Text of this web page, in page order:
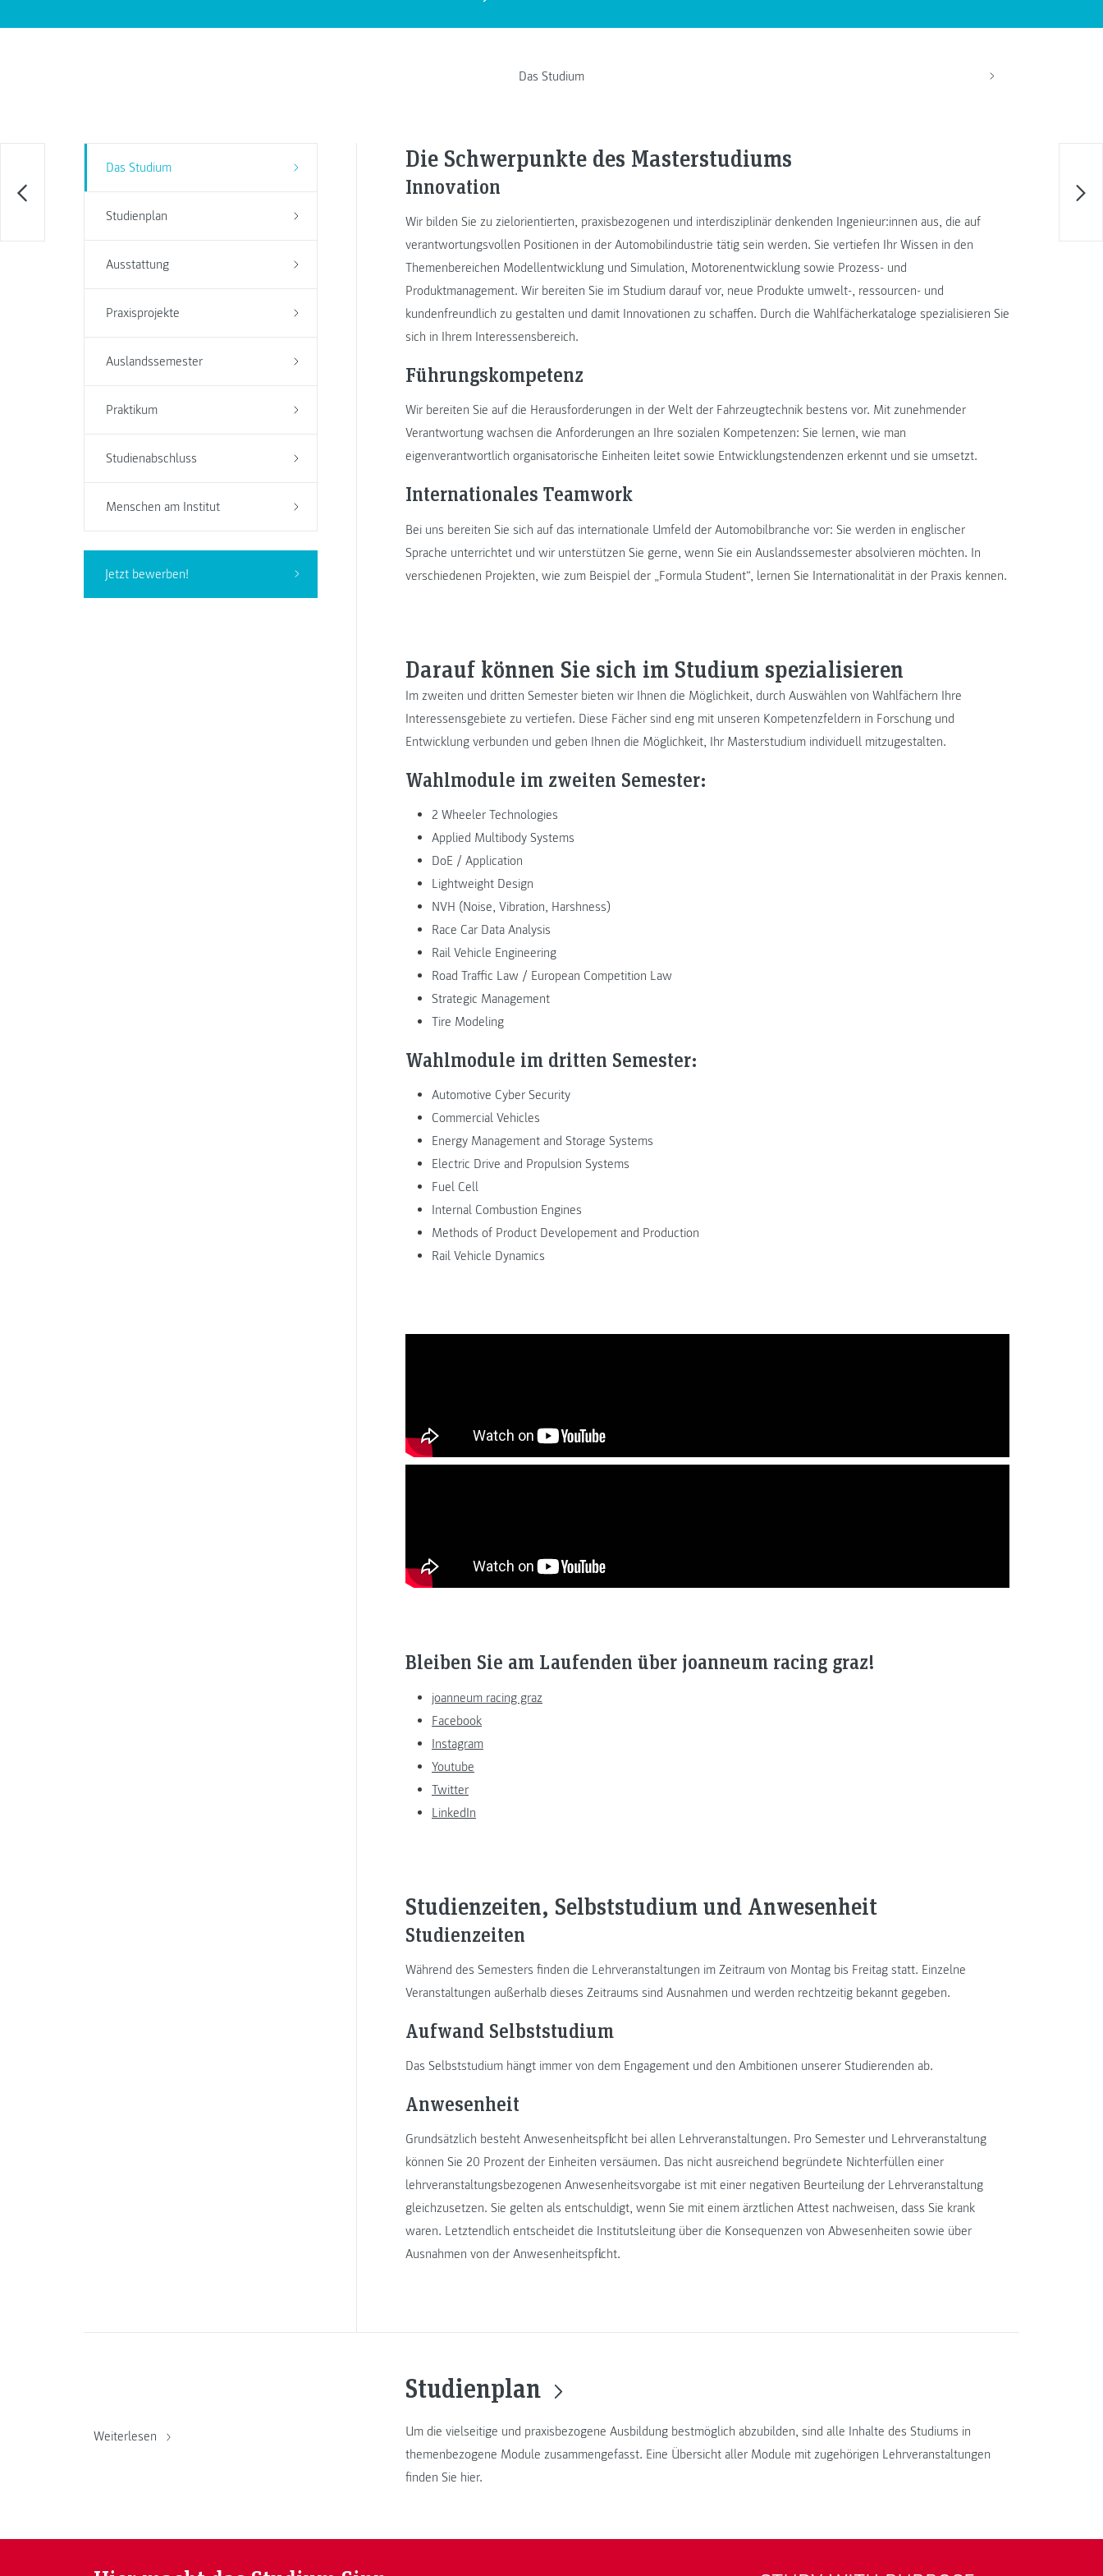
Das Studium
Das Studium
Studienplan
Ausstattung
Praxisprojekte
Auslandssemester
Praktikum
Studienabschluss
Menschen am Institut
Jetzt bewerben!
Die Schwerpunkte des Masterstudiums
Innovation
Wir bilden Sie zu zielorientierten, praxisbezogenen und interdisziplinär denkenden Ingenieur:innen aus, die auf
verantwortungsvollen Positionen in der Automobilindustrie tätig sein werden. Sie vertiefen Ihr Wissen in den
Themenbereichen Modellentwicklung und Simulation, Motorenentwicklung sowie Prozess- und
Produktmanagement. Wir bereiten Sie im Studium darauf vor, neue Produkte umwelt-, ressourcen- und
kundenfreundlich zu gestalten und damit Innovationen zu schaffen. Durch die Wahlfächerkataloge spezialisieren Sie
sich in Ihrem Interessensbereich.
Führungskompetenz
Wir bereiten Sie auf die Herausforderungen in der Welt der Fahrzeugtechnik bestens vor. Mit zunehmender
Verantwortung wachsen die Anforderungen an Ihre sozialen Kompetenzen: Sie lernen, wie man
eigenverantwortlich organisatorische Einheiten leitet sowie Entwicklungstendenzen erkennt und sie umsetzt.
Internationales Teamwork
Bei uns bereiten Sie sich auf das internationale Umfeld der Automobilbranche vor: Sie werden in englischer
Sprache unterrichtet und wir unterstützen Sie gerne, wenn Sie ein Auslandssemester absolvieren möchten. In
verschiedenen Projekten, wie zum Beispiel der „Formula Student“, lernen Sie Internationalität in der Praxis kennen.
Darauf können Sie sich im Studium spezialisieren
Im zweiten und dritten Semester bieten wir Ihnen die Möglichkeit, durch Auswählen von Wahlfächern Ihre
Interessensgebiete zu vertiefen. Diese Fächer sind eng mit unseren Kompetenzfeldern in Forschung und
Entwicklung verbunden und geben Ihnen die Möglichkeit, Ihr Masterstudium individuell mitzugestalten.
Wahlmodule im zweiten Semester:
2 Wheeler Technologies
Applied Multibody Systems
DoE / Application
Lightweight Design
NVH (Noise, Vibration, Harshness)
Race Car Data Analysis
Rail Vehicle Engineering
Road Traffic Law / European Competition Law
Strategic Management
Tire Modeling
Wahlmodule im dritten Semester:
Automotive Cyber Security
Commercial Vehicles
Energy Management and Storage Systems
Electric Drive and Propulsion Systems
Fuel Cell
Internal Combustion Engines
Methods of Product Developement and Production
Rail Vehicle Dynamics
Bleiben Sie am Laufenden über joanneum racing graz!
joanneum racing graz
Facebook
Instagram
Youtube
Twitter
LinkedIn
Studienzeiten, Selbststudium und Anwesenheit
Studienzeiten
Während des Semesters finden die Lehrveranstaltungen im Zeitraum von Montag bis Freitag statt. Einzelne
Veranstaltungen außerhalb dieses Zeitraums sind Ausnahmen und werden rechtzeitig bekannt gegeben.
Aufwand Selbststudium
Das Selbststudium hängt immer von dem Engagement und den Ambitionen unserer Studierenden ab.
Anwesenheit
Grundsätzlich besteht Anwesenheitspflicht bei allen Lehrveranstaltungen. Pro Semester und Lehrveranstaltung
können Sie 20 Prozent der Einheiten versäumen. Das nicht ausreichend begründete Nichterfüllen einer
lehrveranstaltungsbezogenen Anwesenheitsvorgabe ist mit einer negativen Beurteilung der Lehrveranstaltung
gleichzusetzen. Sie gelten als entschuldigt, wenn Sie mit einem ärztlichen Attest nachweisen, dass Sie krank
waren. Letztendlich entscheidet die Institutsleitung über die Konsequenzen von Abwesenheiten sowie über
Ausnahmen von der Anwesenheitspflicht.
Weiterlesen
Studienplan
Um die vielseitige und praxisbezogene Ausbildung bestmöglich abzubilden, sind alle Inhalte des Studiums in
themenbezogene Module zusammengefasst. Eine Übersicht aller Module mit zugehörigen Lehrveranstaltungen
finden Sie hier.